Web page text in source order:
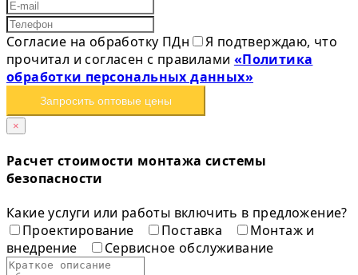
Согласие на обработку ПДн
Я подтверждаю, что
прочитал и согласен с правилами «Политика
обработки персональных данных»
Запросить оптовые цены
×
Расчет стоимости монтажа системы
безопасности
Какие услуги или работы включить в предложение?
Проектирование
Поставка
Монтаж и
внедрение
Сервисное обслуживание